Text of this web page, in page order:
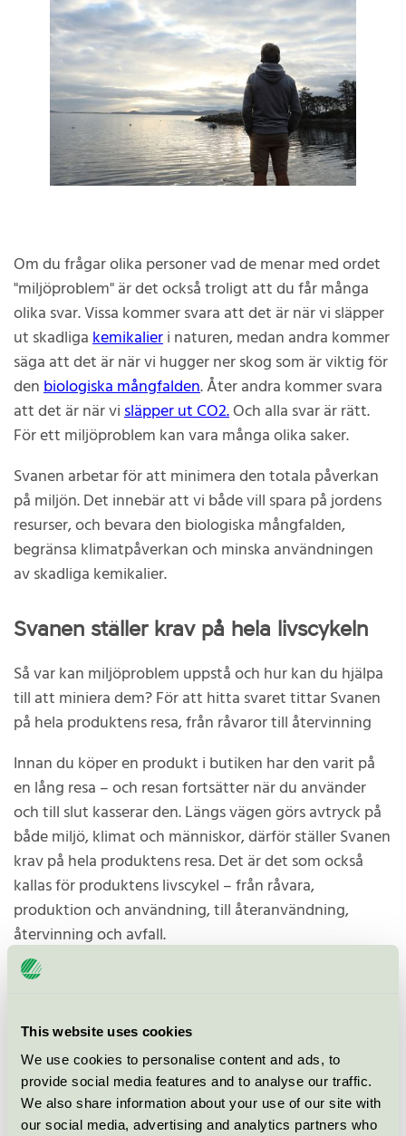
This website uses cookies
We use cookies to personalise content and ads, to
provide social media features and to analyse our traffic.
We also share information about your use of our site with
our social media, advertising and analytics partners who
Om du frågar olika personer vad de menar med ordet
"miljöproblem" är det också troligt att du får många
olika svar. Vissa kommer svara att det är när vi släpper
ut skadligakemikalieri naturen, medan andra kommer
säga att det är när vi hugger ner skog som är viktig för
denbiologiska mångfalden. Åter andra kommer svara
att det är när visläpper ut CO2.Och alla svar är rätt.
För ett miljöproblem kan vara många olika saker.
Svanen arbetar för att minimera den totala påverkan
på miljön. Det innebär att vi både vill spara på jordens
resurser, och bevara den biologiska mångfalden,
begränsa klimatpåverkan och minska användningen
av skadliga kemikalier.
Svanen ställer krav på hela livscykeln
Så var kan miljöproblem uppstå och hur kan du hjälpa
till att miniera dem? För att hitta svaret tittar Svanen
på hela produktens resa, från råvaror till återvinning
Innan du köper en produkt i butiken har den varit på
en lång resa – och resan fortsätter när du använder
och till slut kasserar den. Längs vägen görs avtryck på
både miljö, klimat och människor, därför ställer Svanen
krav på hela produktens resa. Det är det som också
kallas för produktens livscykel – från råvara,
produktion och användning, till återanvändning,
återvinning och avfall.
Vi står inför ett antal allvarliga och komplexa
miljökriser. En klimatkris, en biologisk mångfalds-kris
och en kemikaliekris. Kriserna kan inte lösas var och en
för sig – de hänger ihop och kräver en helhetssyn – ett